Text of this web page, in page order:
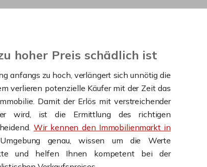
hoher Preis schädlich ist
anfangs zu hoch, verlängert sich unnötig die
verlieren potenzielle Käufer mit der Zeit das
Damit der Erlös mit verstreichender
wird, ist die Ermittlung des richtigen
Wir kennen den Immobilienmarkt in
genau, wissen um die Werte
und helfen Ihnen kompetent bei der